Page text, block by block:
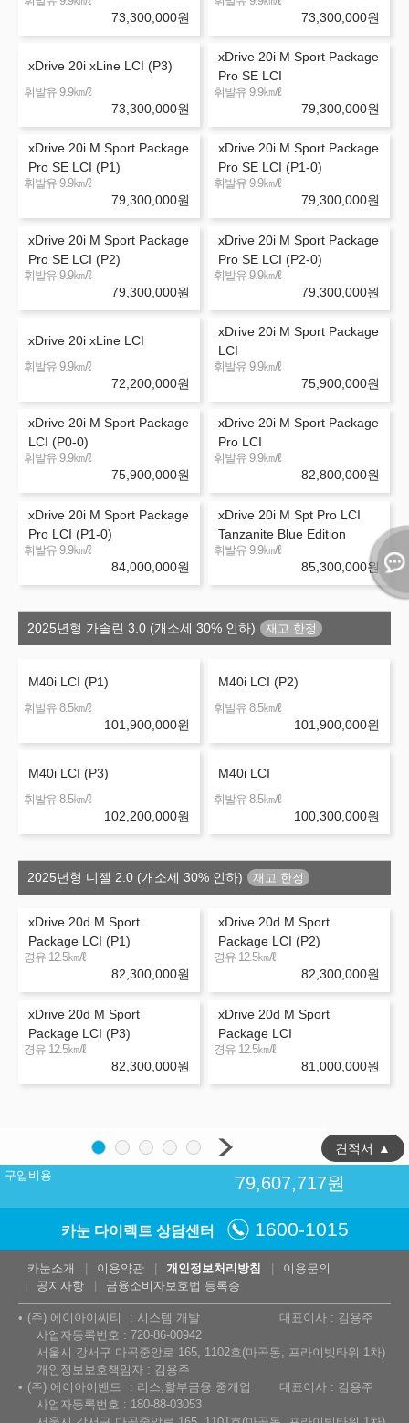
73,300,000원
73,300,000원
xDrive 20i xLine LCI (P3)
휘발유 9.9㎞/ℓ
73,300,000원
xDrive 20i M Sport Package
Pro SE LCI
휘발유 9.9㎞/ℓ
79,300,000원
xDrive 20i M Sport Package
Pro SE LCI (P1)
휘발유 9.9㎞/ℓ
79,300,000원
xDrive 20i M Sport Package
Pro SE LCI (P1-0)
휘발유 9.9㎞/ℓ
79,300,000원
xDrive 20i M Sport Package
Pro SE LCI (P2)
휘발유 9.9㎞/ℓ
79,300,000원
xDrive 20i M Sport Package
Pro SE LCI (P2-0)
휘발유 9.9㎞/ℓ
79,300,000원
xDrive 20i xLine LCI
휘발유 9.9㎞/ℓ
72,200,000원
xDrive 20i M Sport Package
LCI
휘발유 9.9㎞/ℓ
75,900,000원
xDrive 20i M Sport Package
LCI (P0-0)
휘발유 9.9㎞/ℓ
75,900,000원
xDrive 20i M Sport Package
Pro LCI
휘발유 9.9㎞/ℓ
82,800,000원
xDrive 20i M Sport Package
Pro LCI (P1-0)
휘발유 9.9㎞/ℓ
84,000,000원
xDrive 20i M Spt Pro LCI
Tanzanite Blue Edition
휘발유 9.9㎞/ℓ
85,300,000원
2025년형 가솔린 3.0 (개소세 30% 인하)
M40i LCI (P1)
휘발유 8.5㎞/ℓ
101,900,000원
M40i LCI (P2)
휘발유 8.5㎞/ℓ
101,900,000원
M40i LCI (P3)
휘발유 8.5㎞/ℓ
102,200,000원
M40i LCI
휘발유 8.5㎞/ℓ
100,300,000원
2025년형 디젤 2.0 (개소세 30% 인하)
xDrive 20d M Sport
Package LCI (P1)
경유 12.5㎞/ℓ
82,300,000원
xDrive 20d M Sport
Package LCI (P2)
경유 12.5㎞/ℓ
82,300,000원
xDrive 20d M Sport
Package LCI (P3)
경유 12.5㎞/ℓ
82,300,000원
xDrive 20d M Sport
Package LCI
경유 12.5㎞/ℓ
81,000,000원
구입비용 79,607,717원
견적서 ▲
카눈 다이렉트 상담센터 1600-1015
카눈소개 이용약관 개인정보처리방침
이용문의
공지사항
금융소비자보호법 등록증
(주) 에이아이씨티 시스템 개발
대표이사 : 김용주
사업자등록번호 : 720-86-00942
서울시 강서구 마곡중앙로 165, 1102호(마곡동, 프라이빗타워 1차)
개인정보보호책임자 : 김용주
(주) 에이아이밴드
리스,할부금융 중개업
대표이사 : 김용주
사업자등록번호 : 180-88-03053